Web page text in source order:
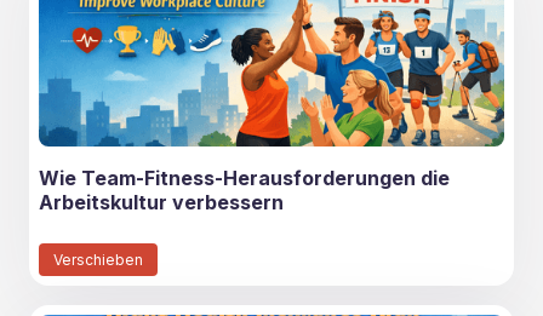
Wie Team-Fitness-Herausforderungen die
Arbeitskultur verbessern
Verschieben